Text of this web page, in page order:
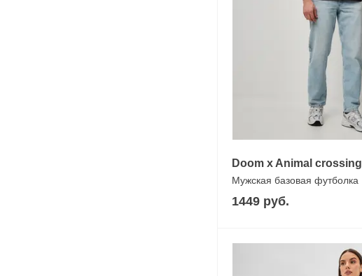
Doom x Animal crossing
Мужская базовая футболка
1449 руб.